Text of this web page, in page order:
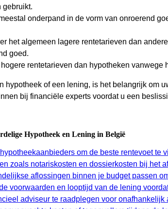
gebruikt.
onderpand in de vorm van onroerend
het algemeen lagere rentetarieven dan
goed.
rentetarieven dan hypotheken vanwege
hypotheek of een lening, is het belangrijk om
bij financiële experts voordat u een
Hypotheek en Lening in België
om de beste rentevoet te
zoals notariskosten en dossierkosten bij het
aflossingen binnen je budget passen
voorwaarden en looptijd van de lening
adviseur te raadplegen voor onafhankelijk